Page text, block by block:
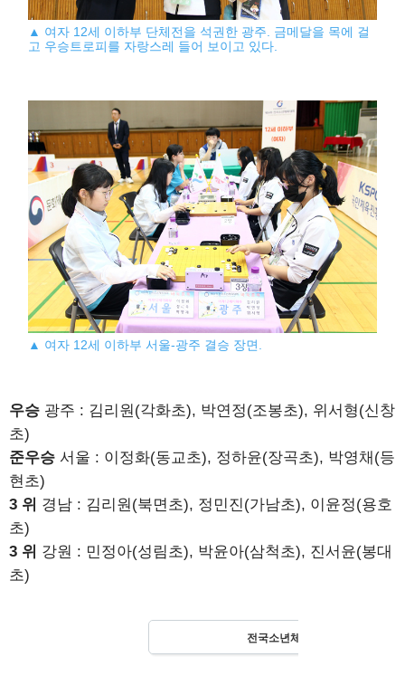
▲ 여자 12세 이하부 단체전을 석권한 광주. 금메달을 목에 걸
고 우승트로피를 자랑스레 들어 보이고 있다.
▲ 여자 12세 이하부 서울-광주 결승 장면.
우승 광주 : 김리원(각화초), 박연정(조봉초), 위서형(신창
초)
준우승 서울 : 이정화(동교초), 정하윤(장곡초), 박영채(등
현초)
3 위 경남 : 김리원(북면초), 정민진(가남초), 이윤정(용호
초)
3 위 강원 : 민정아(성림초), 박윤아(삼척초), 진서윤(봉대
초)